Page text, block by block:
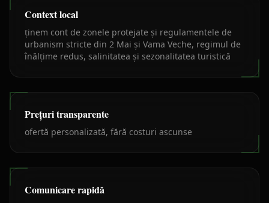
Context local
ținem cont de zonele protejate și regulamentele de
urbanism stricte din 2 Mai și Vama Veche, regimul de
înălțime redus, salinitatea și sezonalitatea turistică
Prețuri transparente
ofertă personalizată, fără costuri ascunse
Comunicare rapidă